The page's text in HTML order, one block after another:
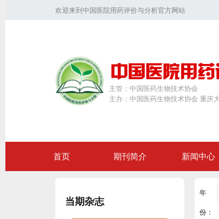
欢迎来到中国医院用药评价与分析官方网站
主管： 中国医药生物技术协会
主办： 中国医药生物技术协会 重庆
首页 期刊简介 新闻中心
当期杂志
年
份：